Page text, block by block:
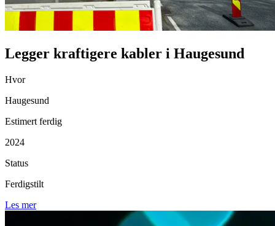
Legger kraftigere kabler i Haugesund
Hvor
Haugesund
Estimert ferdig
2024
Status
Ferdigstilt
Les mer